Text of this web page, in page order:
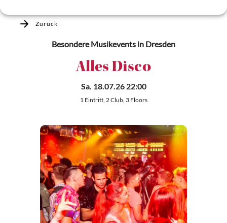
Zurück
Besondere Musikevents in Dresden
Alles Disco
Sa. 18.07.26 22:00
1 Eintritt, 2 Club, 3 Floors